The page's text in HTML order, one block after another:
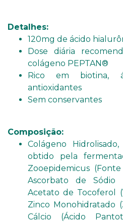
Detalhes:
120mg de ácido
Dose diária
colágeno PEPTAN®
Rico em biotina,
antioxidantes
Sem conservantes
Composição:
Colágeno
obtido pela
Zooepidemicus
Ascorbato de Sódio
Acetato de Tocoferol
Zinco Monohidratado
Cálcio (Ácido